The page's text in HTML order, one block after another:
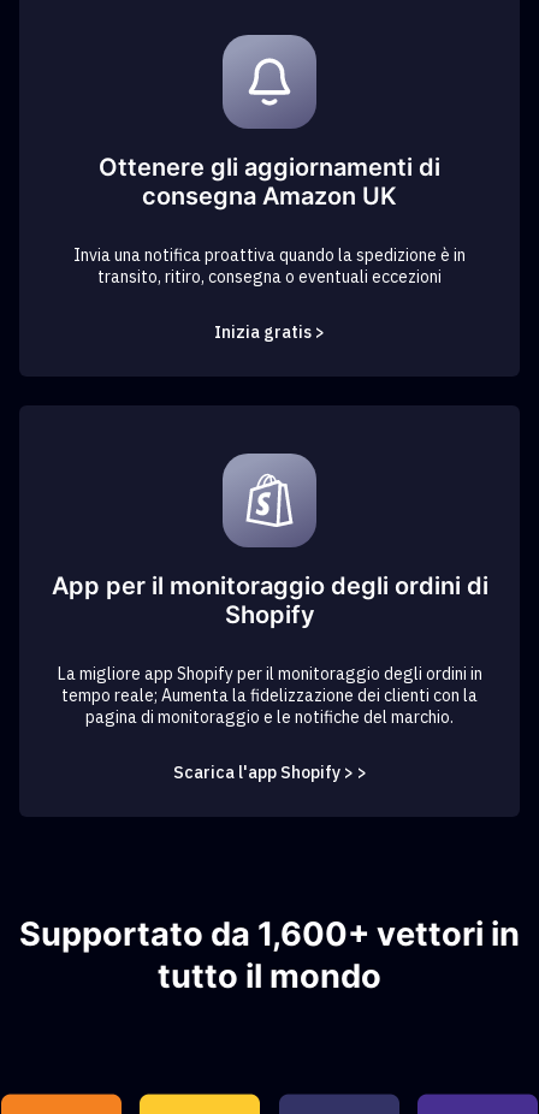
Ottenere gli aggiornamenti di
consegna Amazon UK
Invia una notifica proattiva quando la spedizione è in
transito, ritiro, consegna o eventuali eccezioni
Inizia gratis >
App per il monitoraggio degli ordini di
Shopify
La migliore app Shopify per il monitoraggio degli ordini in
tempo reale; Aumenta la fidelizzazione dei clienti con la
pagina di monitoraggio e le notifiche del marchio.
Scarica l'app Shopify > >
Supportato da 1,600+ vettori in
tutto il mondo